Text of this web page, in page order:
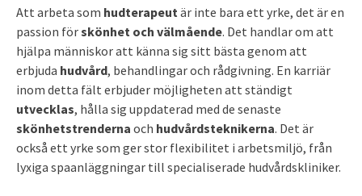
Att arbeta som hudterapeut är inte bara ett yrke, det är en
passion förskönhet och välmående. Det handlar om att
hjälpa människor att känna sig sitt bästa genom att
erbjuda hudvård, behandlingar och rådgivning. En karriär
inom detta fält erbjuder möjligheten att ständigt
utvecklas, hålla sig uppdaterad med de senaste
skönhetstrenderna och hudvårdsteknikerna. Det är
också ett yrke som ger stor flexibilitet i arbetsmiljö, från
lyxiga spaanläggningar till specialiserade hudvårdskliniker.